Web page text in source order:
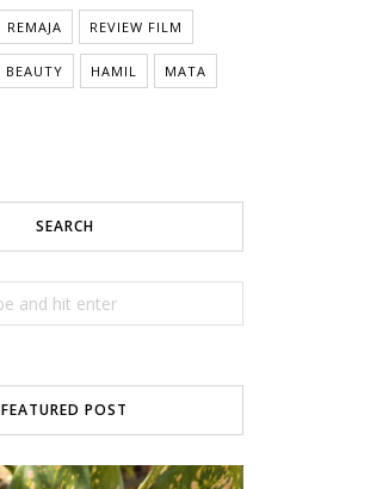
REMAJA REVIEW FILM
BEAUTY HAMIL MATA
SEARCH
FEATURED POST